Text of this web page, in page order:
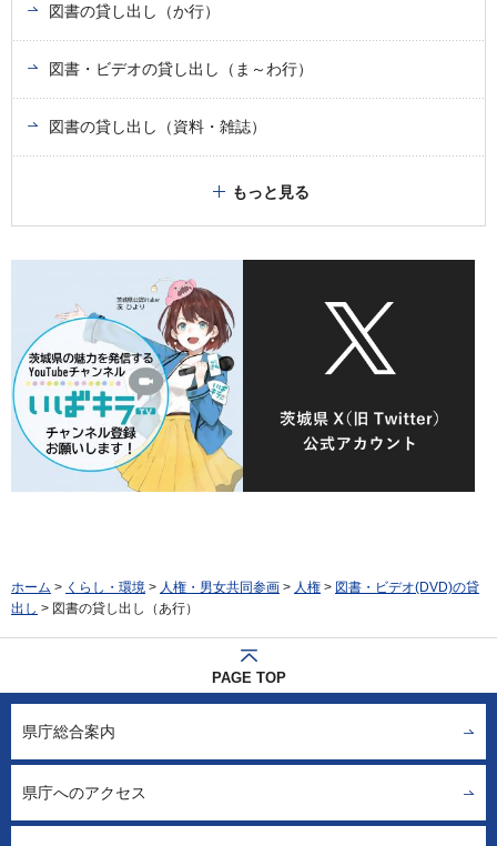
図書の貸し出し（か行）
図書・ビデオの貸し出し（ま～わ行）
図書の貸し出し（資料・雑誌）
もっと見る
ホーム > くらし・環境 > 人権・男女共同参画 > 人権 > 図書・ビデオ(DVD)の貸
出し > 図書の貸し出し（あ行）
PAGE TOP
県庁総合案内
県庁へのアクセス